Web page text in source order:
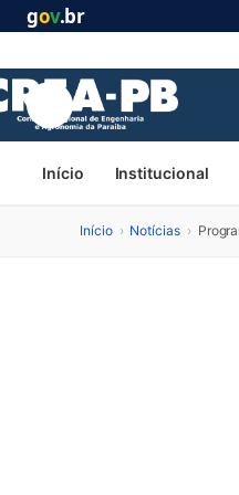
gov.br
Início Institucional
Início › Notícias ›